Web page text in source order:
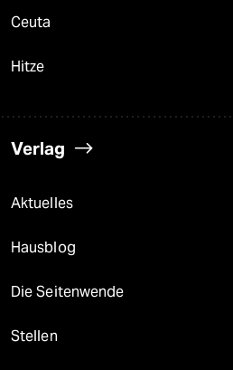
Ceuta
Hitze
Verlag
Aktuelles
Hausblog
Die Seitenwende
Stellen